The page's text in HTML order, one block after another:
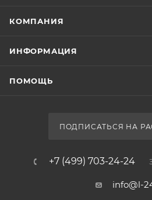
КОМПАНИЯ
ИНФОРМАЦИЯ
ПОМОЩЬ
ПОДПИСАТЬСЯ НА
+7 (499) 703-24-24
info@l-